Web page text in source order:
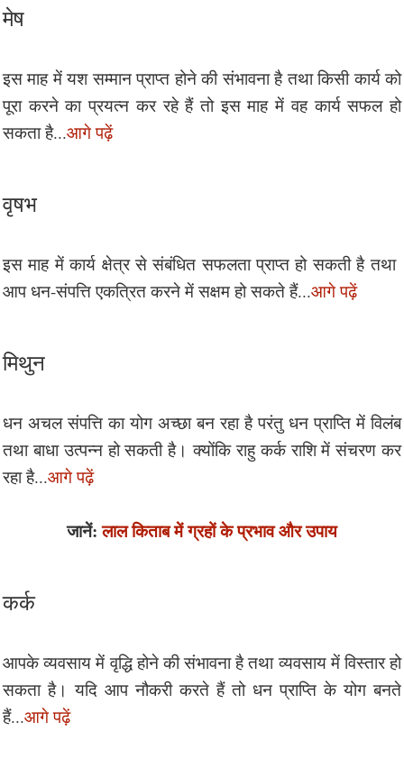
मेष
इस माह में यश सम्मान प्राप्त होने की संभावना है तथा किसी कार्य को
पूरा करने का प्रयत्न कर रहे हैं तो इस माह में वह कार्य सफल हो
सकता है...आगे पढ़ें
वृषभ
​इस​ ​माह​ ​में​ ​कार्य​ ​क्षेत्र​ ​से​ ​संबंधित​ ​​सफलता​ ​प्राप्त​ ​हो​ ​सकती​ ​है​ ​तथा​ ​
आप धन-संपत्ति एकत्रित​ ​करने​ ​में​ ​सक्षम​ ​हो​ ​सकते​ ​हैं​​...आगे पढ़ें
मिथुन
धन अचल संपत्ति का योग अच्छा बन रहा है परंतु धन प्राप्ति में विलंब
तथा बाधा उत्पन्न हो सकती है। क्योंकि राहु कर्क राशि में संचरण कर
रहा है...आगे पढ़ें
जानें:लाल किताब में ग्रहों के प्रभाव और उपाय
कर्क
आपके व्यवसाय में वृद्धि होने की संभावना है तथा व्यवसाय में विस्तार हो
सकता है। यदि आप नौकरी करते हैं तो धन प्राप्ति के योग बनते
हैं...आगे पढ़ें